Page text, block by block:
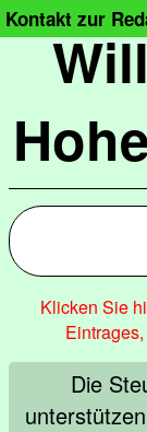
Kontakt zur
Klicken Sie
Die